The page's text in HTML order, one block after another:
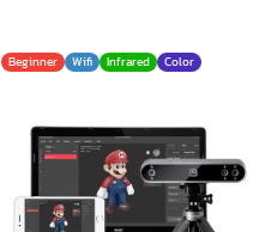
Beginner Wifi Infrared Color